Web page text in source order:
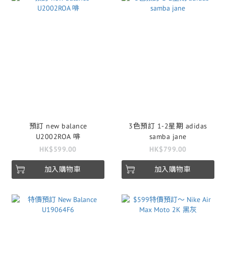
預訂 new balance
U2002ROA 啡
HK$599.00
加入購物車
3色預訂 1-2星期 adidas
samba jane
HK$799.00
加入購物車